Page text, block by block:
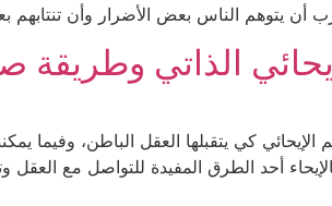
أن يتوهم الناس بعض الأضرار وأن
الذاتي وطريقة
الإيحائي كي يتقبلها العقل الباطن،
أحد الطرق المفيدة للتواصل مع